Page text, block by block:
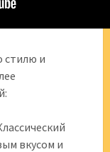
стилю и
вкусом и